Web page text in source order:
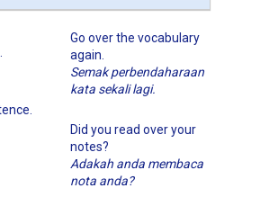
Go over the vocabulary
again.
Semak perbendaharaan
kata sekali lagi.
Did you read over your
notes?
Adakah anda membaca
nota anda?